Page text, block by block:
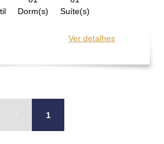
Dorm(s)
Suíte(s)
Ver detalhes
1